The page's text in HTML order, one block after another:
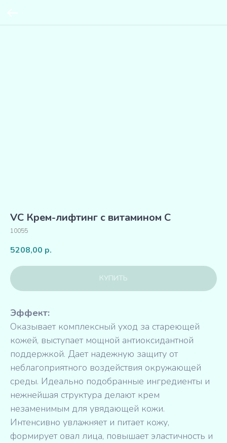
VC Крем-лифтинг с витамином C
10055
5208,00 р.
КУПИТЬ
Эффект:
Оказывает комплексный уход за стареющей
кожей, выступает мощной антиоксидантной
поддержкой. Дает надежную защиту от
неблагоприятного воздействия окружающей
среды. Идеально подобранные ингредиенты и
нежнейшая структура делают крем
незаменимым для увядающей кожи.
Интенсивно увлажняет и питает кожу,
формирует овал лица, повышает эластичность и